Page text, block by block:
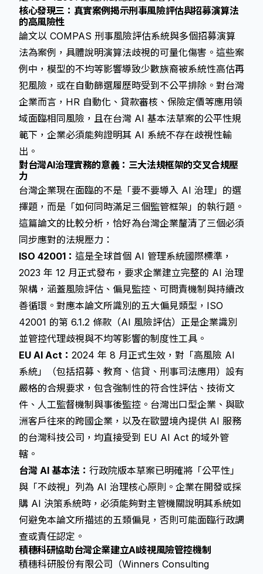
核心發現三：真實案例揭示刑事風險評估與招募演算法
的高風險性
論文以 COMPAS 刑事風險評估系統與多個招募演算
法為案例，具體說明演算法歧視的可量化傷害。這些案
例中，模型的不均等影響導致少數族裔被系統性高估再
犯風險，或在自動篩選履歷時受到不公平排除。對台灣
企業而言，HR 自動化、貸款審核、保險定價等應用領
域面臨相同風險，且在台灣 AI 基本法草案的公平性規
範下，企業必須能夠證明其 AI 系統不存在歧視性輸
出。
對台灣AI治理實務的意義：三大法規框架的交叉合規壓
力
台灣企業現在面臨的不是「要不要導入 AI 治理」的選
擇題，而是「如何同時滿足三個監管框架」的執行題。
這篇論文的比較分析，恰好為台灣企業釐清了三個必須
同步應對的法規壓力：
ISO 42001： 這是全球首個 AI 管理系統國際標準，
2023 年 12 月正式發布，要求企業建立完整的 AI 治理
架構，涵蓋風險評估、偏見監控、可問責機制與持續改
善循環。對應本論文所識別的五大偏見類型，ISO
42001 的第 6.1.2 條款（AI 風險評估）正是企業識別
並管控代理歧視與不均等影響的制度性工具。
EU AI Act： 2024 年 8 月正式生效，對「高風險 AI
系統」（包括招募、教育、信貸、刑事司法應用）設有
嚴格的合規要求，包含強制性的符合性評估、技術文
件、人工監督機制與事後監控。台灣出口型企業、與歐
洲客戶往來的跨國企業，以及在歐盟境內提供 AI 服務
的台灣科技公司，均直接受到 EU AI Act 的域外管
轄。
台灣 AI 基本法： 行政院版本草案已明確將「公平性」
與「不歧視」列為 AI 治理核心原則。企業在開發或採
購 AI 決策系統時，必須能夠對主管機關說明其系統如
何避免本論文所描述的五類偏見，否則可能面臨行政調
查或責任認定。
積穗科研協助台灣企業建立AI歧視風險管控機制
積穗科研股份有限公司（Winners Consulting